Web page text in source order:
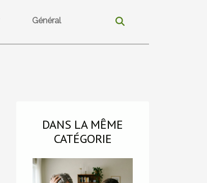
Général
DANS LA MÊME
CATÉGORIE